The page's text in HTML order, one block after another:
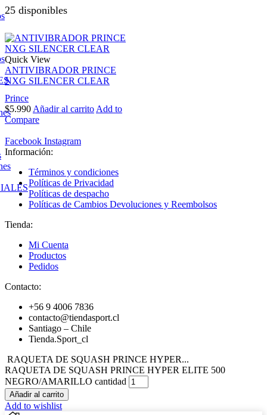
25 disponibles
Quick View
ANTIVIBRADOR PRINCE
NXG SILENCER CLEAR
Prince
$5.990 Añadir al carrito Add to
Compare
Facebook Instagram
Información:
Términos y condiciones
Políticas de Privacidad
Políticas de despacho
Políticas de Cambios Devoluciones y Reembolsos
Tienda:
Mi Cuenta
Productos
Pedidos
Contacto:
+56 9 4006 7836
contacto@tiendasport.cl
Santiago – Chile
Tienda.Sport_cl
RAQUETA DE SQUASH PRINCE HYPER...
RAQUETA DE SQUASH PRINCE HYPER ELITE 500
NEGRO/AMARILLO cantidad
Añadir al carrito
Add to wishlist